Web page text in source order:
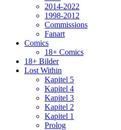
2014-2022
1998-2012
Commissions
Fanart
Comics
18+ Comics
18+ Bilder
Lost Within
Kapitel 5
Kapitel 4
Kapitel 3
Kapitel 2
Kapitel 1
Prolog